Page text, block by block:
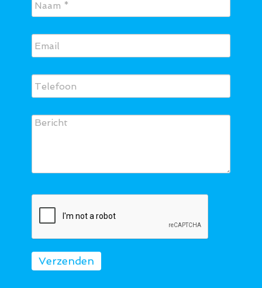
Verzenden